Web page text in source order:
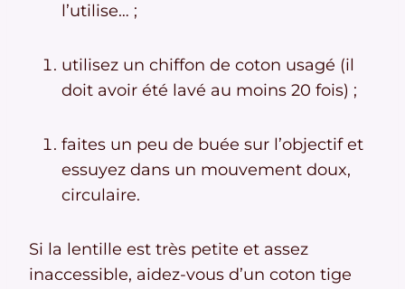
l’utilise… ;
utilisez un chiffon de coton usagé (il
doit avoir été lavé au moins 20 fois) ;
faites un peu de buée sur l’objectif et
essuyez dans un mouvement doux,
circulaire.
Si la lentille est très petite et assez
inaccessible, aidez-vous d’un coton tige